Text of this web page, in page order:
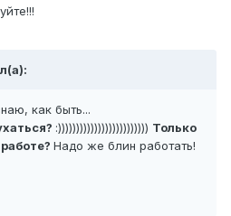
как быть...
:))))))))))))))))))))))))) Только
Надо же блин работать!